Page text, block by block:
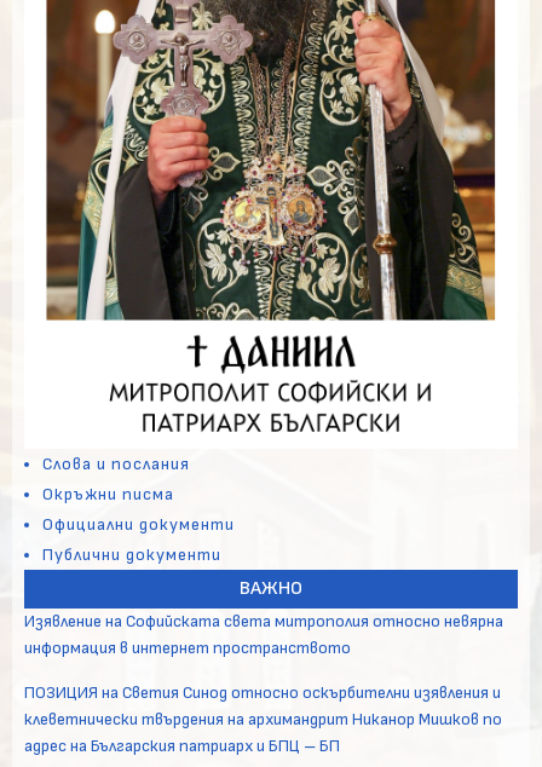
Слова и послания
Окръжни писма
Официални документи
Публични документи
ВАЖНО
Изявление на Софийската света митрополия относно невярна
информация в интернет пространството
ПОЗИЦИЯ на Светия Синод относно оскърбителни изявления и
клеветнически твърдения на архимандрит Никанор Мишков по
адрес на Българския патриарх и БПЦ – БП